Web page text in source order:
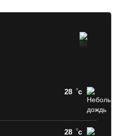
28 c
28 c